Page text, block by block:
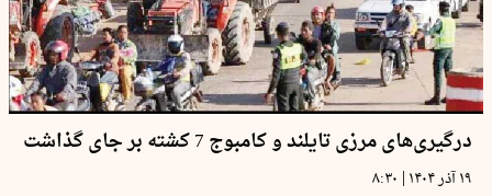
درگیری‌های مرزی تایلند و کامبوج 7 کشته بر جای گذاشت
۱۹ آذر ۱۴۰۴ | ۸:۳۰